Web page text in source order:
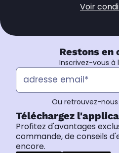
Voir
Restons en
Inscrivez-vous à
Ou retrouvez-nous
Téléchargez
Profitez d'avantages
commande, de conseils
encore.